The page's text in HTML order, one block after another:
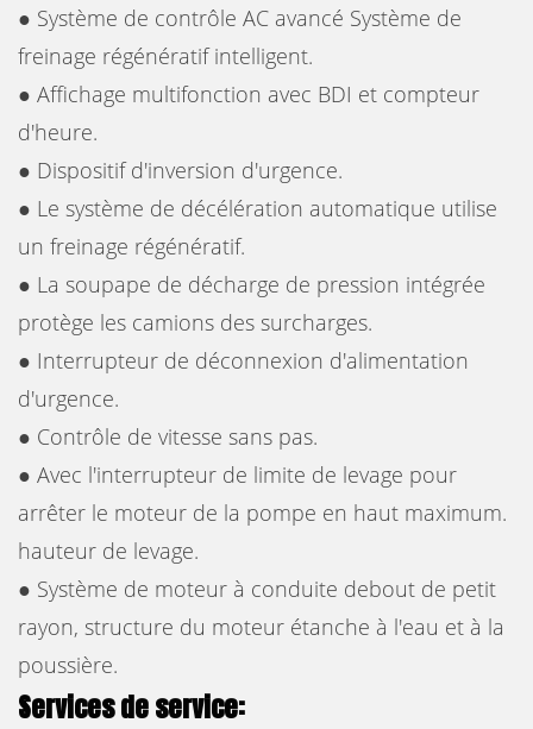
● Système de contrôle AC avancé Système de
freinage régénératif intelligent.
● Affichage multifonction avec BDI et compteur
d'heure.
● Dispositif d'inversion d'urgence.
● Le système de décélération automatique utilise
un freinage régénératif.
● La soupape de décharge de pression intégrée
protège les camions des surcharges.
● Interrupteur de déconnexion d'alimentation
d'urgence.
● Contrôle de vitesse sans pas.
● Avec l'interrupteur de limite de levage pour
arrêter le moteur de la pompe en haut maximum.
hauteur de levage.
● Système de moteur à conduite debout de petit
rayon, structure du moteur étanche à l'eau et à la
poussière.
Services de service: